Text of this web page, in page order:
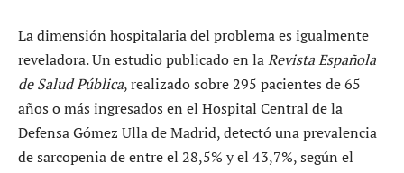
La dimensión hospitalaria del problema es igualmente
reveladora. Un estudio publicado en laRevista Española
de Salud Pública, realizado sobre 295 pacientes de 65
años o más ingresados en el Hospital Central de la
Defensa Gómez Ulla de Madrid, detectó una prevalencia
de sarcopenia de entre el 28,5% y el 43,7%, según el